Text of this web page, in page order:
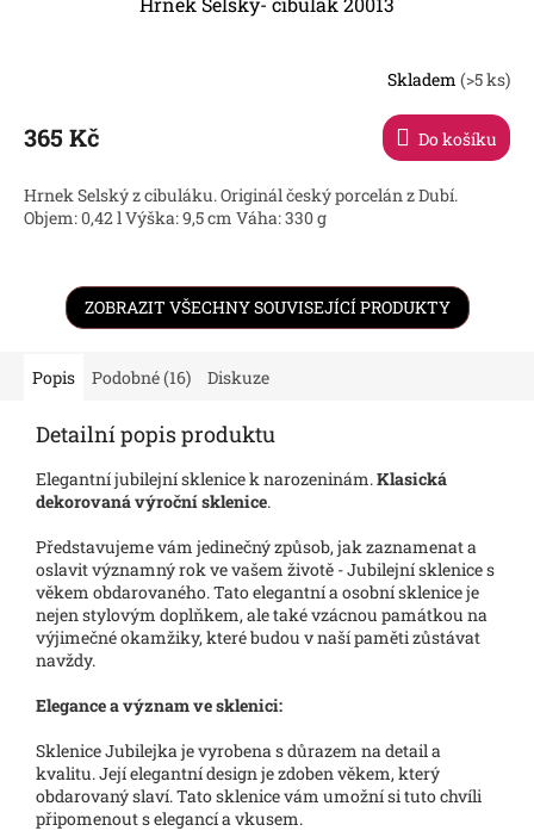
Skladem (>5 ks)
365 Kč Do košíku
Hrnek Selský z cibuláku. Originál český porcelán z Dubí.
Objem: 0,42 l Výška: 9,5 cm Váha: 330 g
ZOBRAZIT VŠECHNY SOUVISEJÍCÍ PRODUKTY
Popis Podobné (16) Diskuze
Detailní popis produktu
Elegantní jubilejní sklenice k narozeninám.Klasická
dekorovaná výroční sklenice.
Představujeme vám jedinečný způsob, jak zaznamenat a
oslavit významný rok ve vašem životě - Jubilejní sklenice s
věkem obdarovaného. Tato elegantní a osobní sklenice je
nejen stylovým doplňkem, ale také vzácnou památkou na
výjimečné okamžiky, které budou v naší paměti zůstávat
navždy.
Elegance a význam ve sklenici:
Sklenice Jubilejka je vyrobena s důrazem na detail a
kvalitu. Její elegantní design je zdoben věkem, který
obdarovaný slaví. Tato sklenice vám umožní si tuto chvíli
připomenout s elegancí a vkusem.